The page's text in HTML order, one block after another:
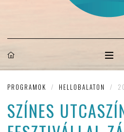
PROGRAMOK / HELLOBALATON /
SZÍNES